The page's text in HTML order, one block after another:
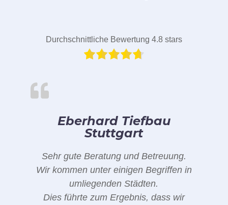
Durchschnittliche Bewertung 4.8 stars
Eberhard Tiefbau
Stuttgart
Sehr gute Beratung und Betreuung.
Wir kommen unter einigen Begriffen in
umliegenden Städten.
Dies führte zum Ergebnis, dass wir